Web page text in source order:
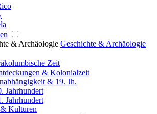
& Archäologie Geschichte & Archäologie
Zeit
& Kolonialzeit
& 19. Jh.
Jahrhundert
Jahrhundert
Kulturen